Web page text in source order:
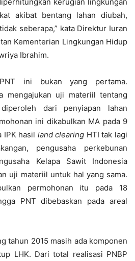
akibat bentang lahan diubah,
seberapa,” kata Direktur Iuran
Kementerian Lingkungan Hidup
Ibrahim.
ini bukan yang pertama.
mengajukan uji materiil tentang
dari penyiapan lahan
ini dikabulkan MA pada 9
IPK hasil land clearing HTI tak lagi
pengusaha perkebunan
Kelapa Sawit Indonesia
uji materiil untuk hal yang sama.
permohonan itu pada 18
PNT dibebaskan pada areal
tahun 2015 masih ada komponen
LHK. Dari total realisasi PNBP